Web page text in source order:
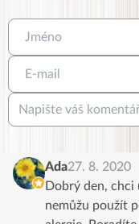
Ada27. 8. 2020
Dobrý den, chci
nemůžu použít